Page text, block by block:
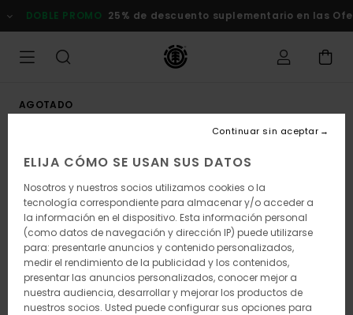
la
DOBLE PROMO 25% de descuento suplementario en las
AGOTADO
ELIJA CÓMO SE USAN SUS DATOS
Nosotros y nuestros socios utilizamos cookies o la
tecnología correspondiente para almacenar y/o acceder a
la información en el dispositivo. Esta información personal
(como datos de navegación y dirección IP) puede utilizarse
para: presentarle anuncios y contenido personalizados,
medir el rendimiento de la publicidad y los contenidos,
presentar las anuncios personalizados, conocer mejor a
nuestra audiencia, desarrollar y mejorar los productos de
nuestros socios. Usted puede configurar sus opciones para
Continuar sin aceptar